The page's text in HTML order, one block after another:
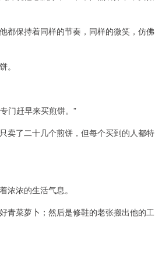
都保持着同样的节奏，同样的微笑，仿佛
。
门赶早来买煎饼。”
卖了二十几个煎饼，但每个买到的人都特
浓的生活气息。
青菜萝卜；然后是修鞋的老张搬出他的工